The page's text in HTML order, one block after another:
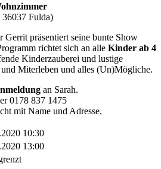
Fulda)
Gerrit präsentiert seine bunte Show
richtet sich an alle Kinder ab 4
Kinderzauberei und lustige
Miterleben und alles (Un)Mögliche.
an Sarah.
0178 837 1475
mit Name und Adresse.
10:30
13:00